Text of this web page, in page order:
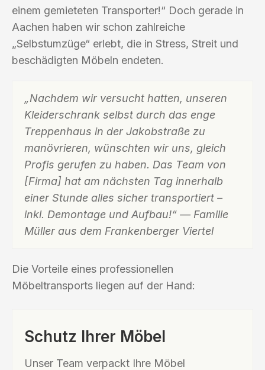
einem gemieteten Transporter!“ Doch gerade in
Aachen haben wir schon zahlreiche
„Selbstumzüge“ erlebt, die in Stress, Streit und
beschädigten Möbeln endeten.
„Nachdem wir versucht hatten, unseren
Kleiderschrank selbst durch das enge
Treppenhaus in der Jakobstraße zu
manövrieren, wünschten wir uns, gleich
Profis gerufen zu haben. Das Team von
[Firma] hat am nächsten Tag innerhalb
einer Stunde alles sicher transportiert –
inkl. Demontage und Aufbau!“ — Familie
Müller aus dem Frankenberger Viertel
Die Vorteile eines professionellen
Möbeltransports liegen auf der Hand:
Schutz Ihrer Möbel
Unser Team verpackt Ihre Möbel